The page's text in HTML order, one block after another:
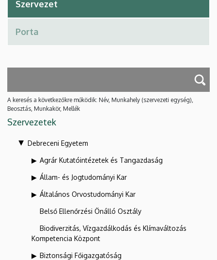
A keresés a következőkre működik: Név, Munkahely (szervezeti egység),
Beosztás, Munkakör, Mellék
Szervezetek
Debreceni Egyetem
Agrár Kutatóintézetek és Tangazdaság
Állam- és Jogtudományi Kar
Általános Orvostudományi Kar
Belső Ellenőrzési Önálló Osztály
Biodiverzitás, Vízgazdálkodás és Klímaváltozás
Kompetencia Központ
Biztonsági Főigazgatóság